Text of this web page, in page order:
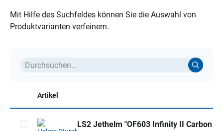
Mit Hilfe des Suchfeldes können Sie die Auswahl von
Produktvarianten verfeinern.
Artikel
LS2 Jethelm "OF603 Infinity II Carbon